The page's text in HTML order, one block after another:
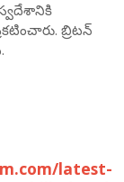
బ్రిటన్
latest-